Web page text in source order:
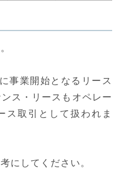
事業開始となるリース
ス・リースもオペレー
ス取引として扱われま
にしてください。